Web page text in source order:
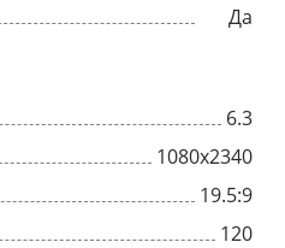
Да
6.3
1080x2340
19.5:9
120